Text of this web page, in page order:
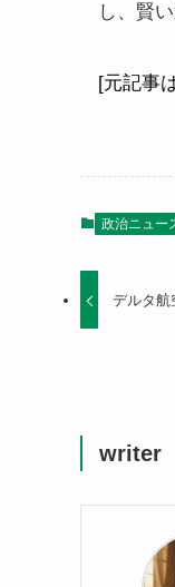
し、賢
[元記事
政治ニュー
デルタ航
writer